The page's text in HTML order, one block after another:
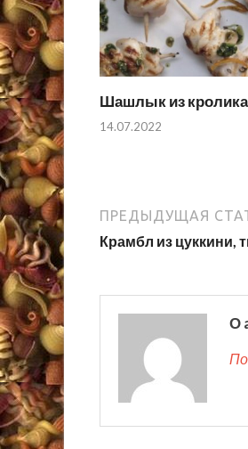
Шашлык из кролика
14.07.2022
ПРЕДЫДУЩАЯ
Крамбл из цуккини,
О